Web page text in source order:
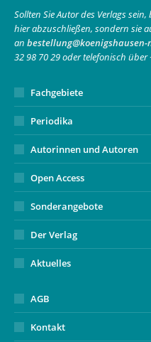
in
new
window
in
new
window
opens
in
new
window
Sollten Sie Autor des Verlags
hier abzuschließen, sondern sie
an
32 98 70 29 oder telefonisch über
Fachgebiete
Periodika
Autorinnen und Autoren
Open Access
Sonderangebote
Der Verlag
Aktuelles
AGB
Kontakt